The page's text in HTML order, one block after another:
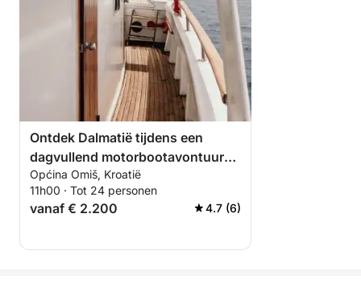
Ontdek Dalmatië tijdens een
dagvullend motorbootavontuur
inclusief lunch.
Općina Omiš, Kroatië
11h00 · Tot 24 personen
vanaf € 2.200 4.7 (6)